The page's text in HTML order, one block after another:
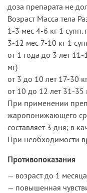
доза препарата не
Возраст Масса тела
1-3 мес 4-6 кг 1 супп.
3-12 мес 7-10 кг 1
от 1 года до 3 лет
мг)
от 3 до 10 лет 17-30
от 10 до 12 лет 31-35
При применении
жаропонижающего
составляет 3 дня; в
При необходимости
Противопоказания
— возраст до 1
— повышенная